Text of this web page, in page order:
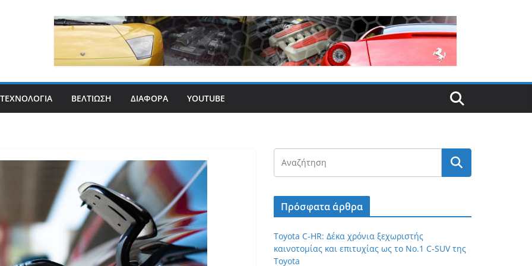
ΤΕΧΝΟΛΟΓΊΑ ΒΕΛΤΊΩΣΗ ΔΙΆΦΟΡΑ YOUTUBE
Πρόσφατα άρθρα
Toyota C-HR: Δέκα χρόνια ξεχωριστής
καινοτομίας και επιτυχίας ως το Νο.1 C-SUV της
Toyota